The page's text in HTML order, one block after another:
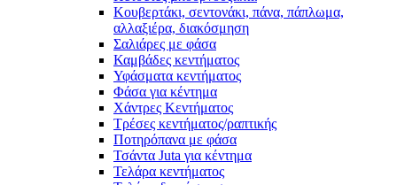
Κουβερτάκι, σεντονάκι, πάνα, πάπλωμα,
αλλαξιέρα, διακόσμηση
Σαλιάρες με φάσα
Καμβάδες κεντήματος
Υφάσματα κεντήματος
Φάσα για κέντημα
Χάντρες Κεντήματος
Τρέσες κεντήματος/ραπτικής
Ποτηρόπανα με φάσα
Τσάντα Juta για κέντημα
Τελάρα κεντήματος